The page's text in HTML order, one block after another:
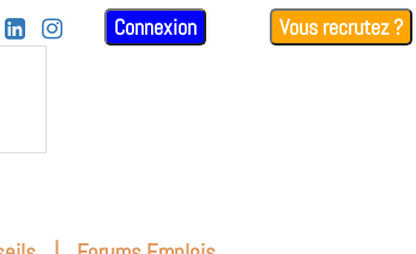
  Connexion Vous recrutez ?